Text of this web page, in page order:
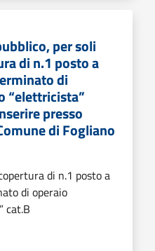
per soli
di n.1 posto a
di
“elettricista”
presso
di Fogliano
di n.1 posto a
di operaio
cat.B